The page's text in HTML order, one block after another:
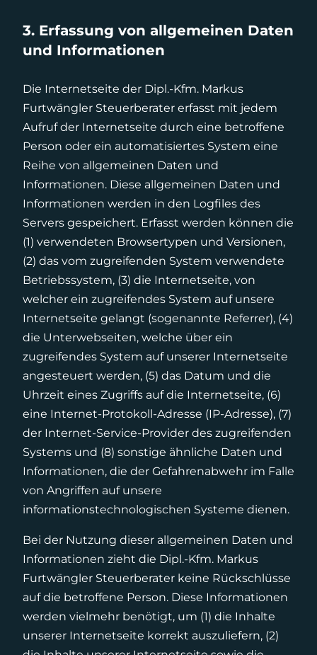
3. Erfassung von allgemeinen Daten
und Informationen
Die Internetseite der Dipl.-Kfm. Markus
Furtwängler Steuerberater erfasst mit jedem
Aufruf der Internetseite durch eine betroffene
Person oder ein automatisiertes System eine
Reihe von allgemeinen Daten und
Informationen. Diese allgemeinen Daten und
Informationen werden in den Logfiles des
Servers gespeichert. Erfasst werden können die
(1) verwendeten Browsertypen und Versionen,
(2) das vom zugreifenden System verwendete
Betriebssystem, (3) die Internetseite, von
welcher ein zugreifendes System auf unsere
Internetseite gelangt (sogenannte Referrer), (4)
die Unterwebseiten, welche über ein
zugreifendes System auf unserer Internetseite
angesteuert werden, (5) das Datum und die
Uhrzeit eines Zugriffs auf die Internetseite, (6)
eine Internet-Protokoll-Adresse (IP-Adresse), (7)
der Internet-Service-Provider des zugreifenden
Systems und (8) sonstige ähnliche Daten und
Informationen, die der Gefahrenabwehr im Falle
von Angriffen auf unsere
informationstechnologischen Systeme dienen.
Bei der Nutzung dieser allgemeinen Daten und
Informationen zieht die Dipl.-Kfm. Markus
Furtwängler Steuerberater keine Rückschlüsse
auf die betroffene Person. Diese Informationen
werden vielmehr benötigt, um (1) die Inhalte
unserer Internetseite korrekt auszuliefern, (2)